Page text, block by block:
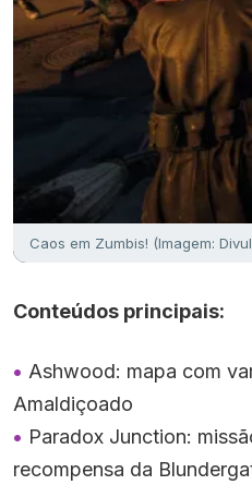
Caos em Zumbis! (Imagem:
Conteúdos principais:
Ashwood: mapa com
Amaldiçoado
Paradox Junction:
recompensa da